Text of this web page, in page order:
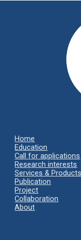
Home
Education
Call for applications
Research interests
Services & Products
Publication
Project
Collaboration
About